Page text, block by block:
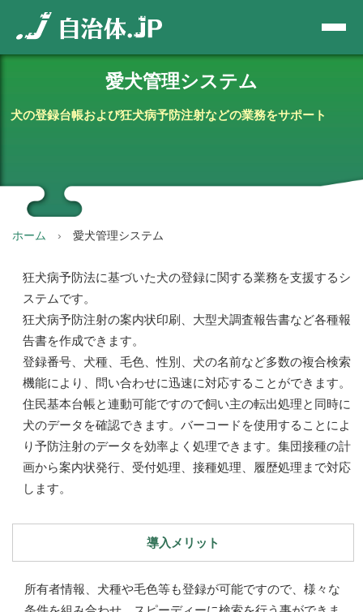
愛犬管理システム
犬の登録台帳および狂犬病予防注射などの業務をサポート
ホーム 愛犬管理システム
狂犬病予防法に基づいた犬の登録に関する業務を支援するシ
ステムです。
狂犬病予防注射の案内状印刷、大型犬調査報告書など各種報
告書を作成できます。
登録番号、犬種、毛色、性別、犬の名前など多数の複合検索
機能により、問い合わせに迅速に対応することができます。
住民基本台帳と連動可能ですので飼い主の転出処理と同時に
犬のデータを確認できます。バーコードを使用することによ
り予防注射のデータを効率よく処理できます。集団接種の計
画から案内状発行、受付処理、接種処理、履歴処理まで対応
します。
導入メリット
所有者情報、犬種や毛色等も登録が可能ですので、様々な